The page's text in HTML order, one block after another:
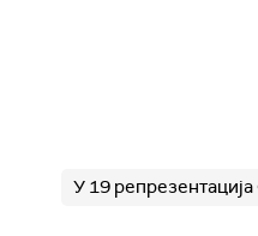
У 19 репрезентација